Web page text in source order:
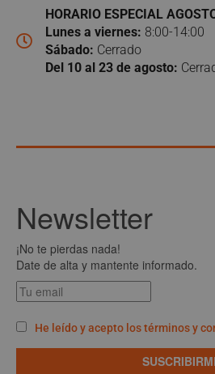
HORARIO ESPECIAL
Lunes a viernes: 8:00-14:00
Sábado: Cerrado
Del 10 al 23 de agosto:
Newsletter
¡No te pierdas nada!
Date de alta y mantente informado.
He leído y acepto los términos y